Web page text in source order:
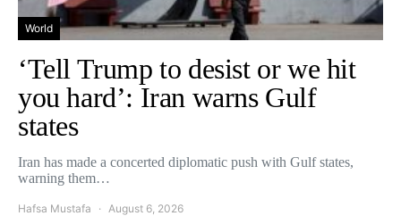
World
‘Tell Trump to desist or we hit
you hard’: Iran warns Gulf
states
Iran has made a concerted diplomatic push with Gulf states,
warning them…
Hafsa Mustafa August 6, 2026